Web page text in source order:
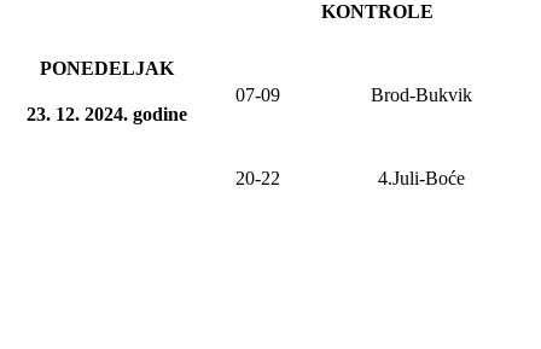
KONTROLE
PONEDELJAK
23. 12. 2024. godine
07-09 Brod-Bukvik
20-22 4.Juli-Boće